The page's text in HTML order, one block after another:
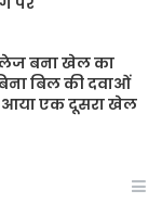
बना खेल का
बिल की दवाओं
एक दूसरा खेल